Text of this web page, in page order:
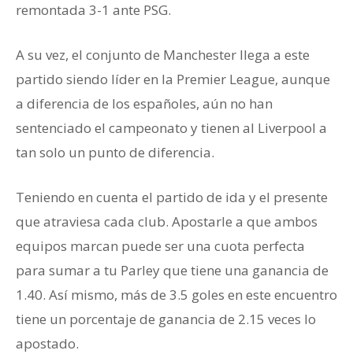
remontada 3-1 ante PSG.
A su vez, el conjunto de Manchester llega a este
partido siendo líder en la Premier League, aunque
a diferencia de los españoles, aún no han
sentenciado el campeonato y tienen al Liverpool a
tan solo un punto de diferencia.
Teniendo en cuenta el partido de ida y el presente
que atraviesa cada club. Apostarle a que ambos
equipos marcan puede ser una cuota perfecta
para sumar a tu Parley que tiene una ganancia de
1.40. Así mismo, más de 3.5 goles en este encuentro
tiene un porcentaje de ganancia de 2.15 veces lo
apostado.